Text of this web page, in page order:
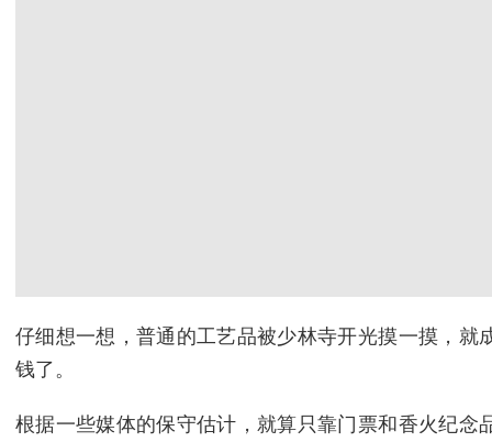
仔细想一想，普通的工艺品被少林寺开光摸一摸，就
钱了。
根据一些媒体的保守估计，就算只靠门票和香火纪念